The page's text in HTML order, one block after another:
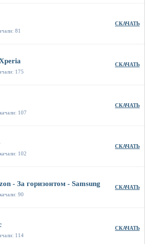
81
СКАЧАТЬ
175
СКАЧАТЬ
107
СКАЧАТЬ
102
СКАЧАТЬ
- За горизонтом - Samsung
90
СКАЧАТЬ
114
СКАЧАТЬ